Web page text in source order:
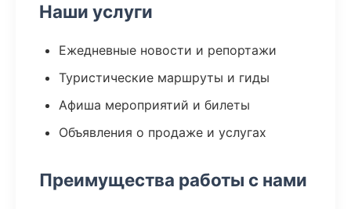
Наши услуги
Ежедневные новости и репортажи
Туристические маршруты и гиды
Афиша мероприятий и билеты
Объявления о продаже и услугах
Преимущества работы с нами